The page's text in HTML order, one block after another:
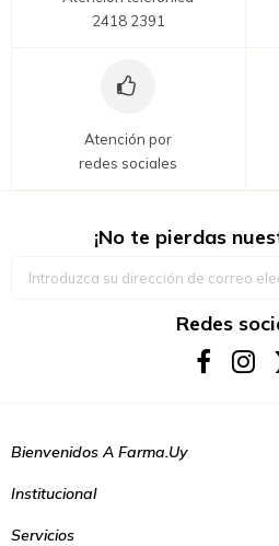
2418 2391
Atención por
redes sociales
¡No te pierdas
Redes
Bienvenidos A Farma.uy
Institucional
Servicios